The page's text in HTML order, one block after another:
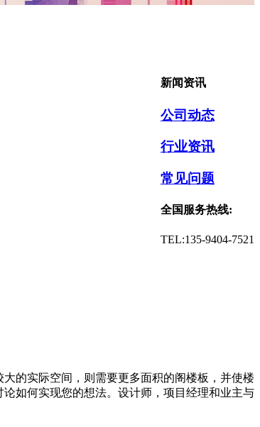
新闻资讯
公司动态
行业资讯
常见问题
全国服务热线:
TEL:135-9404-7521
的实际空间，则需要更多面积的阁楼板，并使楼
如何实现您的想法。设计师，项目经理和业主与